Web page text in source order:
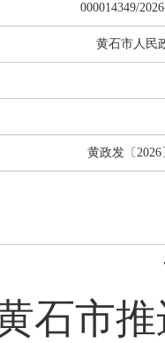
000014349/
黄石市人民
黄政发〔2026
石市